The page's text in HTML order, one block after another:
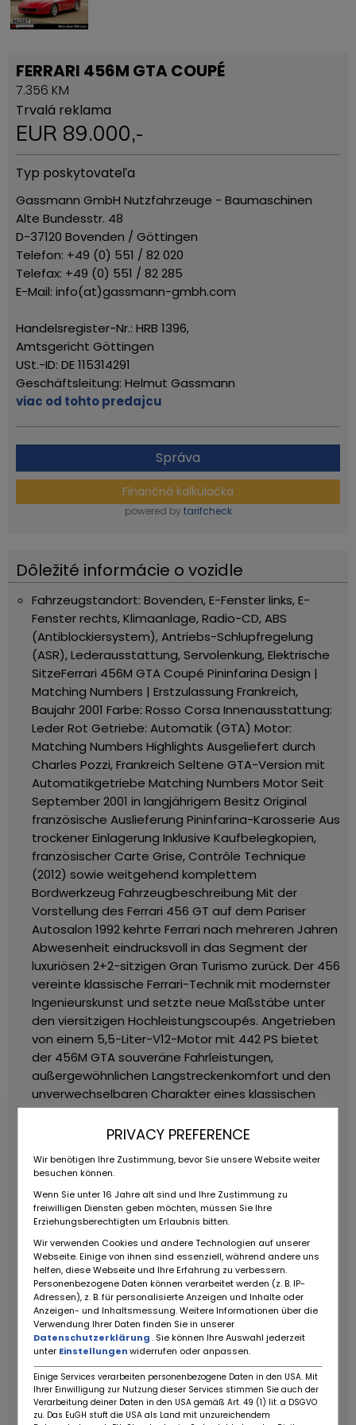
FERRARI 456M GTA COUPÉ
7.356 KM
Trvalá reklama
EUR 89.000,-
Typ poskytovateľa
Gassmann GmbH Nutzfahrzeuge - Baumaschinen
Alte Bundesstr. 48
D-37120 Bovenden / Göttingen
Telefon: +49 (0) 551 / 82 020
Telefax: +49 (0) 551 / 82 285
E-Mail: info(at)gassmann-gmbh.com
Handelsregister-Nr.: HRB 1396,
Amtsgericht Göttingen
USt.-ID: DE 115314291
Geschäftsleitung: Helmut Gassmann
viac od tohto predajcu
Správa
Finančná kalkulačka
powered by tarifcheck
Dôležité informácie o vozidle
Fahrzeugstandort: Bovenden, E-Fenster links, E-
Fenster rechts, Klimaanlage, Radio-CD, ABS
(Antiblockiersystem), Antriebs-Schlupfregelung
(ASR), Lederausstattung, Servolenkung, Elektrische
SitzeFerrari 456M GTA Coupé Pininfarina Design |
Matching Numbers | Erstzulassung Frankreich,
Baujahr 2001 Farbe: Rosso Corsa Innenausstattung:
Leder Rot Getriebe: Automatik (GTA) Motor:
Matching Numbers Highlights Ausgeliefert durch
Charles Pozzi, Frankreich Seltene GTA-Version mit
Automatikgetriebe Matching Numbers MotorSeit
September 2001 in langjährigem Besitz Original
französische Auslieferung Pininfarina-Karosserie Aus
trockener Einlagerung Inklusive Kaufbelegkopien,
französischer Carte Grise, Contrôle Technique
(2012) sowie weitgehend komplettem
Bordwerkzeug Fahrzeugbeschreibung Mit der
Vorstellung des Ferrari 456 GT auf dem Pariser
Autosalon 1992 kehrte Ferrari nach mehreren Jahren
Abwesenheit eindrucksvoll in das Segment der
luxuriösen 2+2-sitzigen Gran Turismo zurück. Der 456
vereinte klassische Ferrari-Technik mit modernster
Ingenieurskunst und setzte neue Maßstäbe unter
den viersitzigen Hochleistungscoupés. Angetrieben
von einem 5,5-Liter-V12-Motor mit 442 PS bietet
der 456M GTA souveräne Fahrleistungen,
außergewöhnlichen Langstreckenkomfort und den
unverwechselbaren Charakter eines klassischen
Ferrari-Zwölfzylinders. Die überarbeitete M-Version
(Modificata) erhielt zahlreiche technische und
ausgereifteste Ausführung der Baureihe.Die
Pininfarina und überzeugt bis heute durch ihre
zeitlose Linienführung. Im Innenraum erwarten den
Fahrer luxuriöse Connolly-Ledersitze, Klimaanlage
und die hochwertige Verarbeitungsqualität eines
echten Grand Tourers.Dieses Exemplar wurde neu
in Frankreich ausgeliefert und befand sich seit
September 2001 in derselben Hand. Zum Zeitpunkt
des Erwerbs hatte das Fahrzeug lediglich rund 3.200
Kilometer Laufleistung. Ein Vorbesitzer ergänzte
einige nicht werksseitige Individualisierungen,
darunter vergoldete Embleme und zusätzliche
Zierelemente.ZustandDas Fahrzeug stammt aus
PRIVACY PREFERENCE
Wir benötigen Ihre Zustimmung, bevor Sie unsere Website weiter
besuchen können.
Wenn Sie unter 16 Jahre alt sind und Ihre Zustimmung zu
freiwilligen Diensten geben möchten, müssen Sie Ihre
Erziehungsberechtigten um Erlaubnis bitten.
Wir verwenden Cookies und andere Technologien auf unserer
Webseite. Einige von ihnen sind essenziell, während andere uns
helfen, diese Webseite und Ihre Erfahrung zu verbessern.
Personenbezogene Daten können verarbeitet werden (z. B. IP-
Adressen), z. B. für personalisierte Anzeigen und Inhalte oder
Anzeigen- und Inhaltsmessung. Weitere Informationen über die
Verwendung Ihrer Daten finden Sie in unserer
Datenschutzerklärung. Sie können Ihre Auswahl jederzeit
unter Einstellungenwiderrufen oder anpassen.
Einige Services verarbeiten personenbezogene Daten in den USA. Mit
Ihrer Einwilligung zur Nutzung dieser Services stimmen Sie auch der
Verarbeitung deiner Daten in den USA gemäß Art. 49 (1) lit. a DSGVO
zu. Das EuGH stuft die USA als Land mit unzureichendem